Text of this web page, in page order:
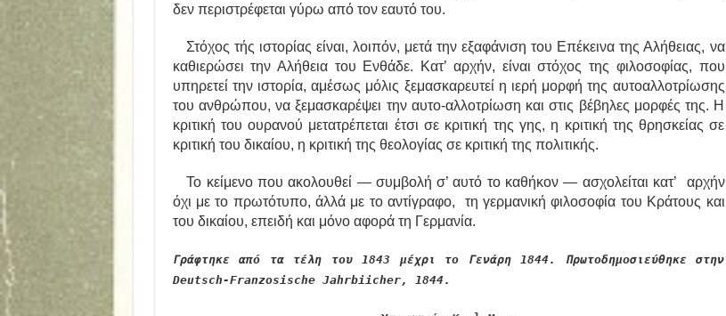
δεν περιστρέφεται γύρω από τον εαυτό του.
Στόχος τής ιστορίας είναι, λοιπόν, μετά την εξαφάνιση του Επέκεινα της Αλήθειας, να
καθιερώσει την Αλήθεια του Ενθάδε. Κατ’ αρχήν, είναι στόχος της φιλοσοφίας, που
υπηρετεί την ιστορία, αμέσως μόλις ξεμασκαρευτεί η ιερή μορφή της αυτοαλλοτρίωσης
του ανθρώπου, να ξεμασκαρέψει την αυτο-αλλοτρίωση και στις βέβηλες μορφές της. Η
κριτική του ουρανού μετατρέπεται έτσι σε κριτική της γης, η κριτική της θρησκείας σε
κριτική του δικαίου, η κριτική της θεολογίας σε κριτική της πολιτικής.
Το κείμενο που ακολουθεί — συμβολή σ’ αυτό το καθήκον — ασχολείται κατ’ αρχήν
όχι με το πρωτότυπο, άλλά με το αντίγραφο, τη γερμανική φιλοσοφία του Κράτους και
του δικαίου, επειδή και μόνο αφορά τη Γερμανία.
Γράφτηκε από τα τέλη του 1843 μέχρι το Γενάρη 1844. Πρωτοδημοσιεύθηκε στην
Deutsch-Franzosische Jahrbiicher, 1844.